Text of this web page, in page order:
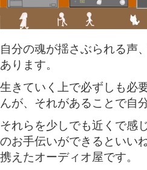
自分の魂が揺さぶられる声
あります。
生きていく上で必ずしも必
んが、それがあることで自
それらを少しでも近くで感
のお手伝いができるといい
携えたオーディオ屋です。